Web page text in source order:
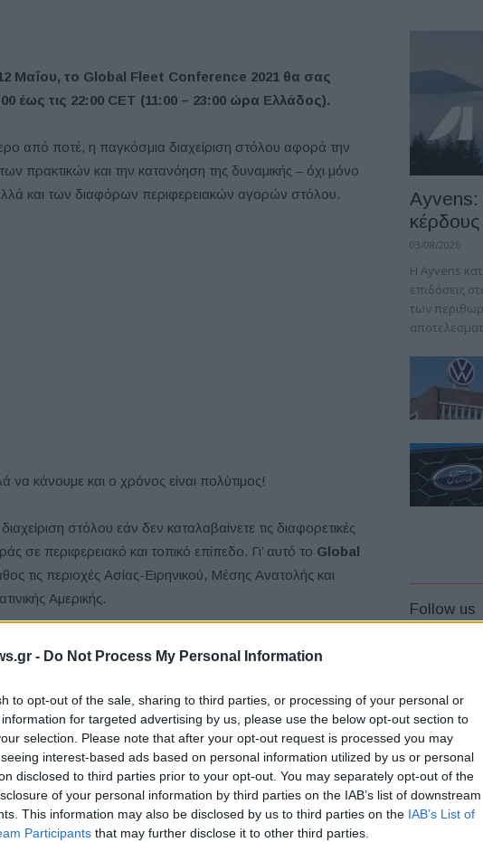
- Do Not Process My Personal Information
to opt-out of the sale, sharing to third parties, or processing of your personal or
for targeted advertising by us, please use the below opt-out section to
selection. Please note that after your opt-out request is processed you may
interest-based ads based on personal information utilized by us or personal
disclosed to third parties prior to your opt-out. You may separately opt-out of the
of your personal information by third parties on the IAB’s list of downstream
This information may also be disclosed by us to third parties on the IAB’s List of
Participants that may further disclose it to other third parties.
Μαΐου, το Global Fleet Conference 2021 θα σας
έως τις 22:00 CET (11:00 – 23:00 ώρα Ελλάδος).
από ποτέ, η παγκόσμια διαχείριση στόλου αφορά την
πρακτικών και την κατανόηση της δυναμικής – όχι μόνο
και των διαφόρων περιφερειακών αγορών στόλου.
κάνουμε και ο χρόνος είναι πολύτιμος!
στόλου εάν δεν καταλαβαίνετε τις διαφορετικές
σε περιφερειακό και τοπικό επίπεδο. Γι’ αυτό το Global
τις περιοχές Ασίας-Ειρηνικού, Μέσης Ανατολής και
Αμερικής.
στην οποία οιglobal fleet managers
είναι επίσης και ένα σημείο στο οποίο μοιράζονται την
την επιτυχία.
τον Global Fleet Manager of the Year 2020 και τους
Ayvens:
κέρδους
03/08/2026
Η Ayvens
επιδόσεις
των
Follow us
Latest